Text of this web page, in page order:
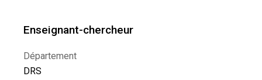
Enseignant-chercheur
Département
DRS